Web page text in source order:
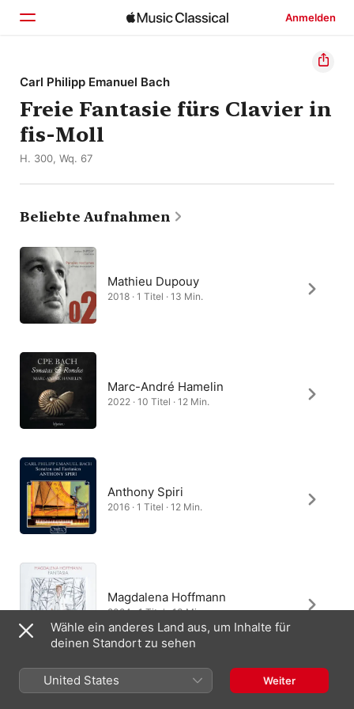
Anmelden
Startseite
Entdecken
Suchen
Carl Philipp Emanuel Bach
Freie Fantasie fürs Clavier in
fis-Moll
H. 300, Wq. 67
Beliebte Aufnahmen
Mathieu Dupouy
2018 · 1 Titel · 13 Min.
Marc-André Hamelin
2022 · 10 Titel · 12 Min.
Anthony Spiri
2016 · 1 Titel · 12 Min.
Magdalena Hoffmann
2024 · 1 Titel · 13 Min.
Wähle ein anderes Land aus, um Inhalte für
deinen Standort zu sehen
United States Weiter